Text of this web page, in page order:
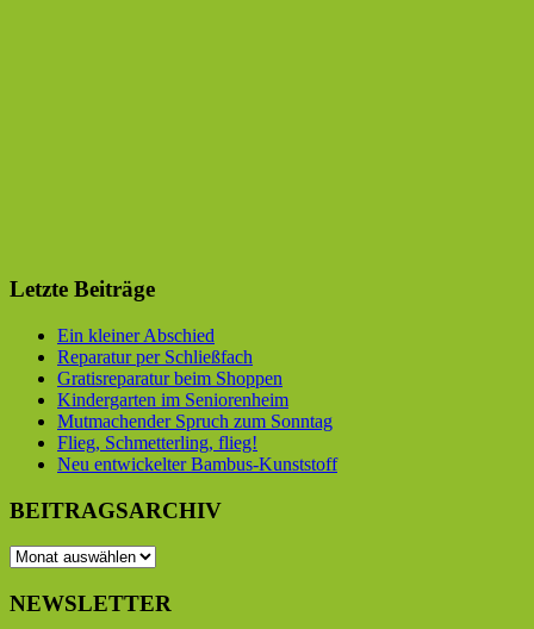
Letzte Beiträge
Ein kleiner Abschied
Reparatur per Schließfach
Gratisreparatur beim Shoppen
Kindergarten im Seniorenheim
Mutmachender Spruch zum Sonntag
Flieg, Schmetterling, flieg!
Neu entwickelter Bambus-Kunststoff
BEITRAGSARCHIV
BEITRAGSARCHIV
NEWSLETTER